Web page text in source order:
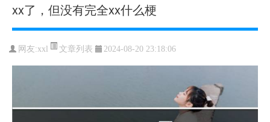
xx了，但没有完全xx什么梗
网友:xxl 文章列表 2024-08-20 23:18:06